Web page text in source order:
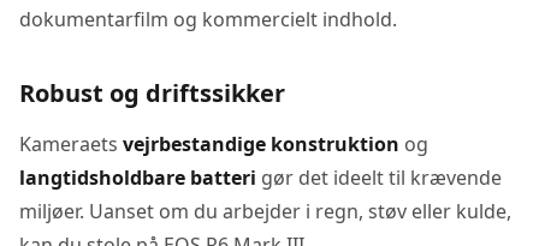
dokumentarfilm og kommercielt indhold.
Robust og driftssikker
Kameraets vejrbestandige konstruktion og
langtidsholdbare batteri gør det ideelt til krævende
miljøer. Uanset om du arbejder i regn, støv eller kulde,